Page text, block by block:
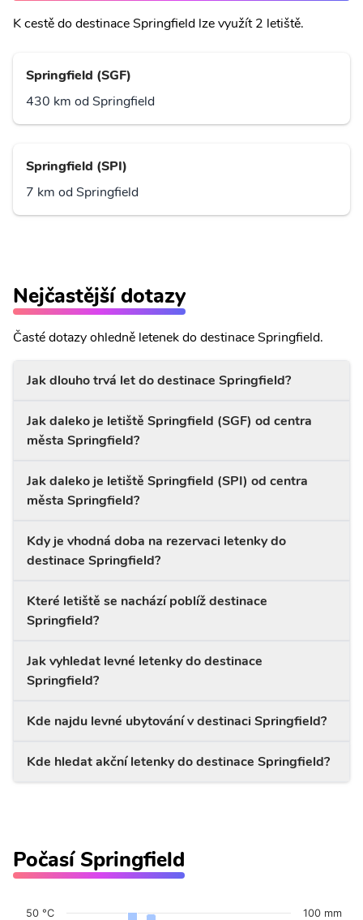
K cestě do destinace Springfield lze využít 2 letiště.
Springfield (SGF)
430 km od Springfield
Springfield (SPI)
7 km od Springfield
Nejčastější dotazy
Časté dotazy ohledně letenek do destinace Springfield.
Jak dlouho trvá let do destinace Springfield?
Jak daleko je letiště Springfield (SGF) od centra
města Springfield?
Jak daleko je letiště Springfield (SPI) od centra
města Springfield?
Kdy je vhodná doba na rezervaci letenky do
destinace Springfield?
Které letiště se nachází poblíž destinace
Springfield?
Jak vyhledat levné letenky do destinace
Springfield?
Kde najdu levné ubytování v destinaci Springfield?
Kde hledat akční letenky do destinace Springfield?
Počasí Springfield
50 °C 100 mm